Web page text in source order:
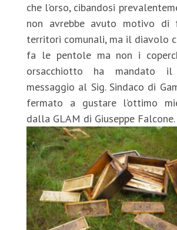
che l’orso, cibandosi
non avrebbe avuto motivo di
territori comunali, ma il diavolo
fa le pentole ma non i
orsacchiotto ha mandato
messaggio al Sig. Sindaco di
fermato a gustare l’ottimo
dalla GLAM di Giuseppe Falcone.